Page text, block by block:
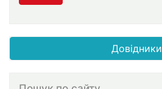
Довідники